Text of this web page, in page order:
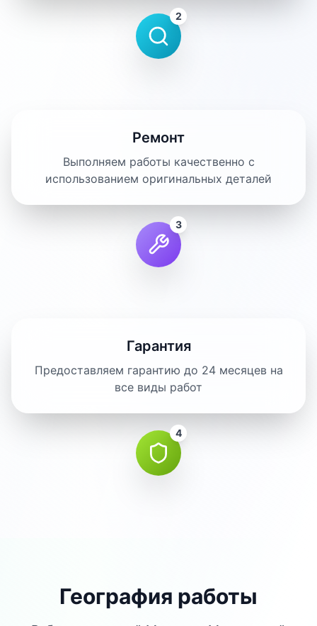
2
Ремонт
Выполняем работы качественно с
использованием оригинальных деталей
3
Гарантия
Предоставляем гарантию до 24 месяцев на
все виды работ
4
География работы